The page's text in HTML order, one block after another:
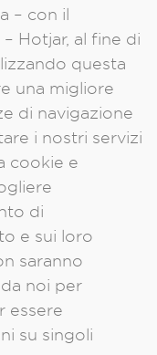
– con il
Hotjar, al fine di
questa
una migliore
di navigazione
i nostri servizi
cookie e
di
e sui loro
saranno
noi per
essere
su singoli